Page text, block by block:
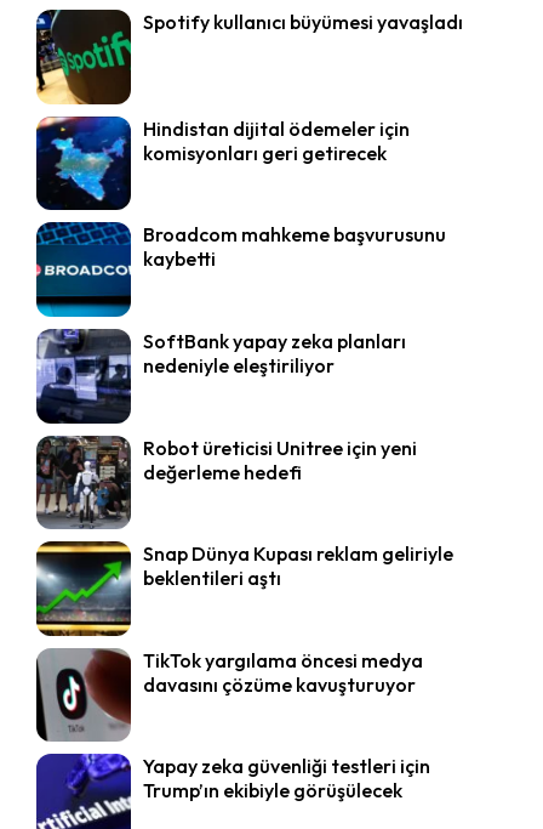
Spotify kullanıcı büyümesi yavaşladı
Hindistan dijital ödemeler için
komisyonları geri getirecek
Broadcom mahkeme başvurusunu
kaybetti
SoftBank yapay zeka planları
nedeniyle eleştiriliyor
Robot üreticisi Unitree için yeni
değerleme hedefi
Snap Dünya Kupası reklam geliriyle
beklentileri aştı
TikTok yargılama öncesi medya
davasını çözüme kavuşturuyor
Yapay zeka güvenliği testleri için
Trump’ın ekibiyle görüşülecek